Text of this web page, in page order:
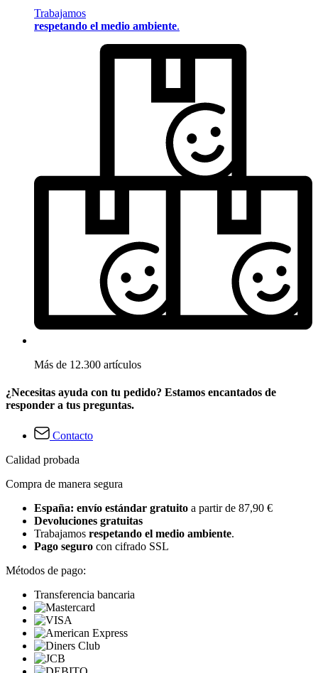
Trabajamos
respetando el medio ambiente.
Más de 12.300 artículos
¿Necesitas ayuda con tu pedido? Estamos encantados de
responder a tus preguntas.
Contacto
Calidad probada
Compra de manera segura
España: envío estándar gratuito a partir de 87,90 €
Devoluciones gratuitas
Trabajamos respetando el medio ambiente.
Pago seguro con cifrado SSL
Métodos de pago:
Transferencia bancaria